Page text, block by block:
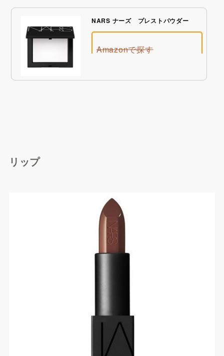
NARS ナーズ プレストパウダー
Amazonで探す
リップ